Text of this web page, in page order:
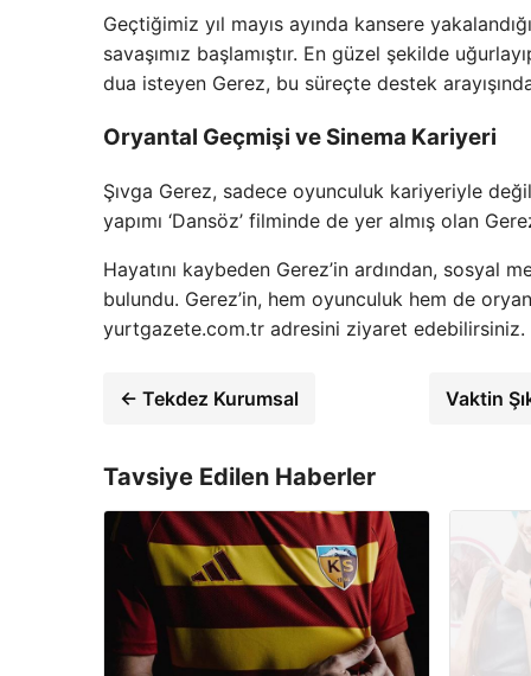
Geçtiğimiz yıl mayıs ayında kansere
savaşımız başlamıştır. En güzel şekilde
dua isteyen Gerez, bu süreçte destek
Oryantal Geçmişi ve Sinema Kariyeri
Şıvga Gerez, sadece oyunculuk kariyeriyle
yapımı ‘Dansöz’ filminde de yer almış olan
Hayatını kaybeden Gerez’in ardından, sosyal
bulundu. Gerez’in, hem oyunculuk hem de
yurtgazete.com.tr adresini ziyaret edebilirsiniz.
← Tekdez Kurumsal Vaktin
Tavsiye Edilen Haberler